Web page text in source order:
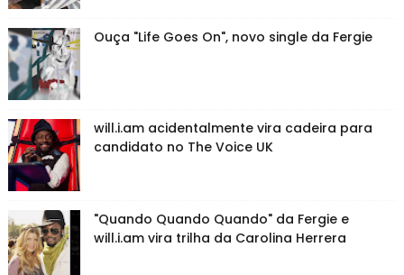
Ouça "Life Goes On", novo single da Fergie
will.i.am acidentalmente vira cadeira para
candidato no The Voice UK
"Quando Quando Quando" da Fergie e
will.i.am vira trilha da Carolina Herrera